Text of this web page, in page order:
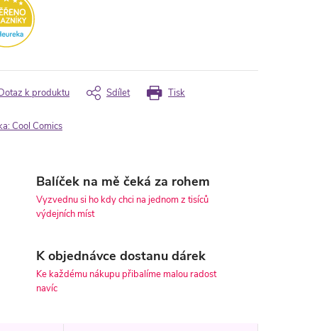
Tisk
k produktu Sdílet
Cool Comics
Balíček na mě čeká za rohem
Vyzvednu si ho kdy chci na jednom z tisíců
výdejních míst
K objednávce dostanu dárek
Ke každému nákupu přibalíme malou radost
navíc